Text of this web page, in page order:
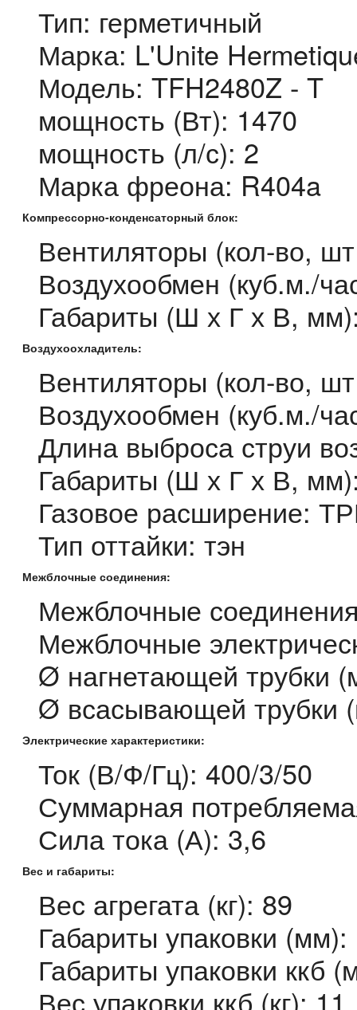
Тип: герметичный
Марка: L'Unite
Модель: TFH2480Z - T
мощность (Вт): 1470
мощность (л/с): 2
Марка фреона: R404a
Компрессорно-конденсаторный блок:
Вентиляторы (кол-во,
Воздухообмен (куб.м./
Габариты (Ш х Г х В,
Воздухоохладитель:
Вентиляторы (кол-во,
Воздухообмен (куб.м./
Длина выброса струи
Габариты (Ш х Г х В,
Газовое расширение:
Тип оттайки: тэн
Межблочные соединения:
Межблочные
Межблочные
Ø нагнетающей трубки
Ø всасывающей трубки
Электрические характеристики:
Ток (В/Ф/Гц): 400/3/50
Суммарная
Сила тока (А): 3,6
Вес и габариты:
Вес агрегата (кг): 89
Габариты упаковки (мм):
Габариты упаковки ккб
Вес упаковки ккб (кг): 11